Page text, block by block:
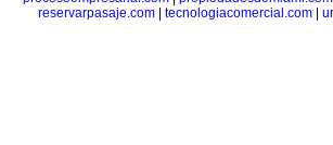
reservarpasaje.com
tecnologiacomercial.com